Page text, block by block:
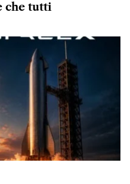
che tutti